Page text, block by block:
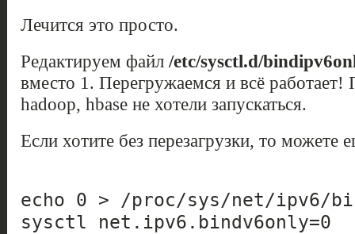
Лечится это просто.
Редактируем файл /etc/sysctl.d/
вместо 1. Перегружаемся и всё работает!
hadoop, hbase не хотели запускаться.
Если хотите без перезагрузки, то можете
echo 0 > /proc/sys/net/ipv6/
sysctl net.ipv6.bindv6only=0